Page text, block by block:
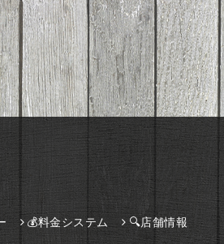
💰料金システム 🔍店舗情報